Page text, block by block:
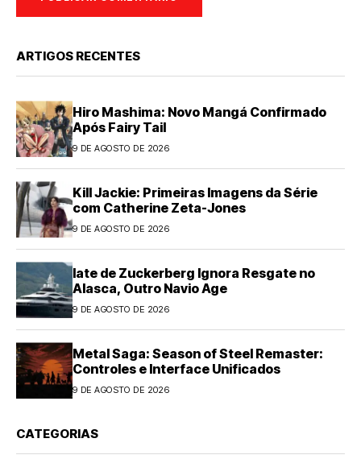
ARTIGOS RECENTES
Hiro Mashima: Novo Mangá Confirmado
Após Fairy Tail
9 DE AGOSTO DE 2026
Kill Jackie: Primeiras Imagens da Série
com Catherine Zeta-Jones
9 DE AGOSTO DE 2026
Iate de Zuckerberg Ignora Resgate no
Alasca, Outro Navio Age
9 DE AGOSTO DE 2026
Metal Saga: Season of Steel Remaster:
Controles e Interface Unificados
9 DE AGOSTO DE 2026
CATEGORIAS